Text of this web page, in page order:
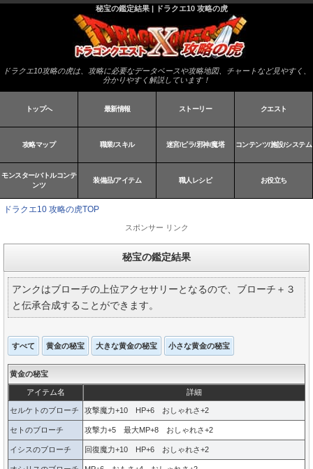
秘宝の鑑定結果 | ドラクエ10 攻略の虎
ドラクエ10攻略の虎は、攻略に必要なデータベースや攻略地図、チャートなど見やすく、
分かりやすく解説しています！
トップへ 最新情報 ストーリー クエスト
攻略マップ 職業/スキル 迷宮/ピラ/邪神/魔塔 コンテンツ/施設/システム
モンスター/バトルコンテ
ンツ
装備品/アイテム 職人レシピ お役立ち
ドラクエ10 攻略の虎TOP
スポンサー リンク
秘宝の鑑定結果
アンクはブローチの上位アクセサリーとなるので、ブローチ＋３
と伝承合成することができます。
すべて 黄金の秘宝 大きな黄金の秘宝 小さな黄金の秘宝
黄金の秘宝
アイテム名 詳細
セルケトのブローチ 攻撃魔力+10 HP+6 おしゃれさ+2
セトのブローチ 攻撃力+5 最大MP+8 おしゃれさ+2
イシスのブローチ 回復魔力+10 HP+6 おしゃれさ+2